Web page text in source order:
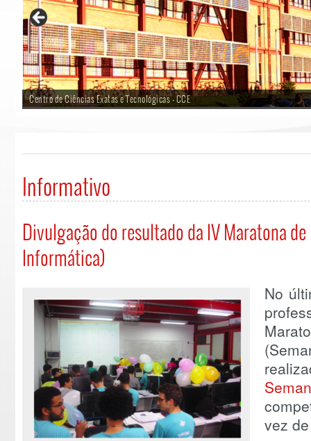
Centro de Ciências Exatas e Tecnológicas - CCE
Informativo
Divulgação do resultado da IV Maratona
Informática)
No
vez